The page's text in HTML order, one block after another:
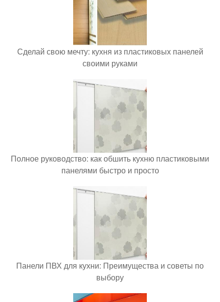
Сделай свою мечту: кухня из пластиковых панелей
своими руками
Полное руководство: как обшить кухню пластиковыми
панелями быстро и просто
Панели ПВХ для кухни: Преимущества и советы по
выбору